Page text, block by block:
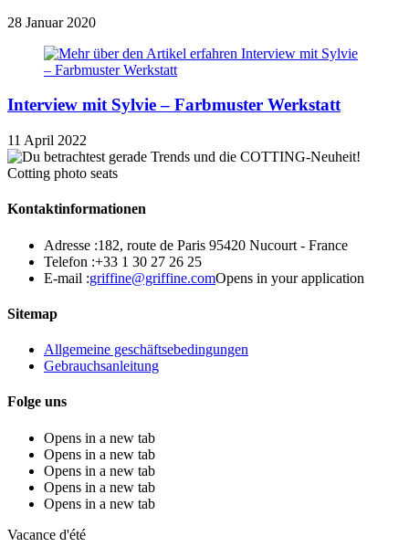
28 Januar 2020
Interview mit Sylvie – Farbmuster Werkstatt
11 April 2022
Cotting photo seats
Kontaktinformationen
Adresse :182, route de Paris 95420 Nucourt - France
Telefon :+33 1 30 27 26 25
E-mail :griffine@griffine.comOpens in your application
Sitemap
Allgemeine geschäftsebedingungen
Gebrauchsanleitung
Folge uns
Opens in a new tab
Opens in a new tab
Opens in a new tab
Opens in a new tab
Opens in a new tab
Vacance d'été